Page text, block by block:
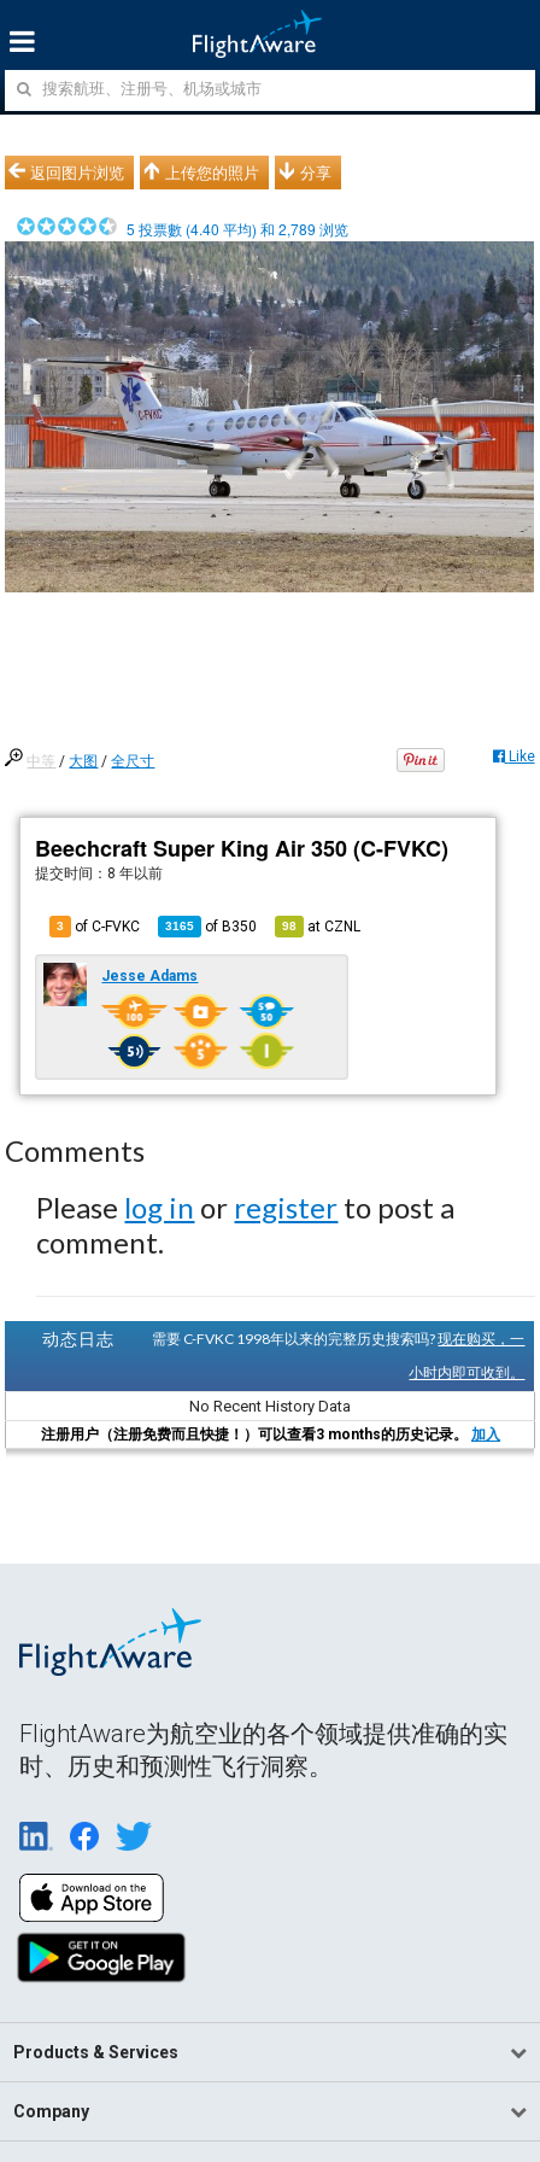
返回图片浏览 上传您的照片 分享
5 投票數 (4.40 平均) 和2,789 浏览
中等 /大图 /全尺寸 Like
Beechcraft Super King Air 350 (C-FVKC)
提交时间： 8 年以前
3 of C-FVKC 3165 ofB350 98 atCZNL
Jesse Adams
Comments
Please log in or register to post a
comment.
动态日志 需要 C-FVKC 1998年以来的完整历史搜索吗?现在购买，一
小时内即可收到。
No Recent History Data
注册用户（注册免费而且快捷！）可以查看3 months的历史记录。 加入
FlightAware为航空业的各个领域提供准确的实
时、历史和预测性飞行洞察。
Products & Services
Company